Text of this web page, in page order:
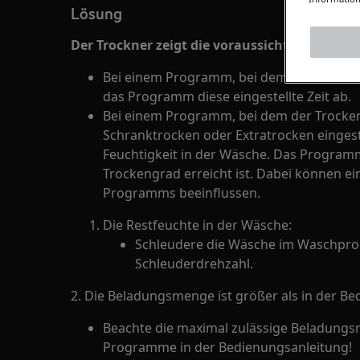
Lösung
Der Trockner zeigt die voraussichtliche
Bei einem Programm, bei dem die Dauer
das Programm diese eingestellte Zeit ab.
Bei einem Programm, bei dem der
Schranktrocken oder Extratrocken
Feuchtigkeit in der Wäsche. Das
Trockengrad erreicht ist. Dabei können
Programms beeinflussen.
Die Restfeuchte in der Wäsche:
Schleudere die Wäsche im
Schleuderdrehzahl.
2. Die Beladungsmenge ist größer als in der
Beachte die maximal zulässige
Programme in der Bedienungsanleitung!